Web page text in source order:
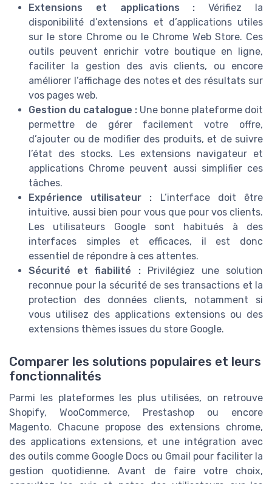
Extensions et applications : Vérifiez la
disponibilité d’extensions et d’applications utiles
sur le store Chrome ou le Chrome Web Store. Ces
outils peuvent enrichir votre boutique en ligne,
faciliter la gestion des avis clients, ou encore
améliorer l’affichage des notes et des résultats sur
vos pages web.
Gestion du catalogue : Une bonne plateforme doit
permettre de gérer facilement votre offre,
d’ajouter ou de modifier des produits, et de suivre
l’état des stocks. Les extensions navigateur et
applications Chrome peuvent aussi simplifier ces
tâches.
Expérience utilisateur : L’interface doit être
intuitive, aussi bien pour vous que pour vos clients.
Les utilisateurs Google sont habitués à des
interfaces simples et efficaces, il est donc
essentiel de répondre à ces attentes.
Sécurité et fiabilité :Privilégiez une solution
reconnue pour la sécurité de ses transactions et la
protection des données clients, notamment si
vous utilisez des applications extensions ou des
extensions thèmes issues du store Google.
Comparer les solutions populaires et leurs
fonctionnalités
Parmi les plateformes les plus utilisées, on retrouve
Shopify, WooCommerce, Prestashop ou encore
Magento. Chacune propose des extensions chrome,
des applications extensions, et une intégration avec
des outils comme Google Docs ou Gmail pour faciliter la
gestion quotidienne. Avant de faire votre choix,